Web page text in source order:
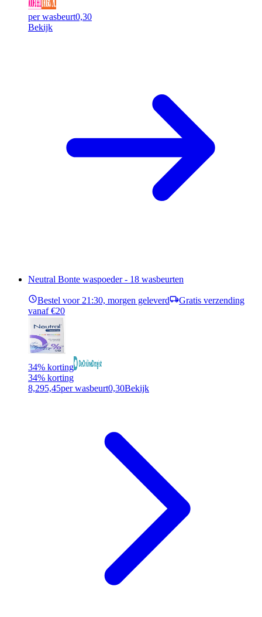
per wasbeurt0,30
Bekijk
Neutral Bonte waspoeder - 18 wasbeurten
Bestel voor 21:30, morgen geleverd
Gratis verzending
vanaf €20
34% korting
34% korting
8,295,45per wasbeurt0,30Bekijk